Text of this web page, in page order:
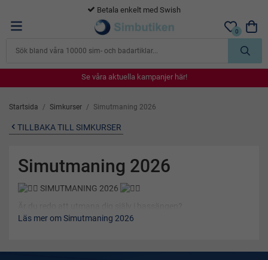
Betala enkelt med Swish
0
Se våra aktuella kampanjer här!
Se våra aktuella kampanjer här!
Se våra aktuella kampanjer här!
Se våra aktuella kampanjer här!
Startsida / Simkurser / Simutmaning 2026
TILLBAKA TILL SIMKURSER
Simutmaning 2026
SIMUTMANING 2026
Period: 23 januari – 1 februari 2026
Läs mer om Simutmaning 2026